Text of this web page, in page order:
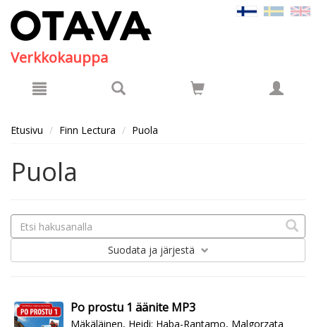
Verkkokauppa
Etusivu Finn Lectura Puola
Puola
Suodata ja järjestä
Po prostu 1 äänite MP3
Mäkäläinen, Heidi; Haba-Rantamo, Malgorzata